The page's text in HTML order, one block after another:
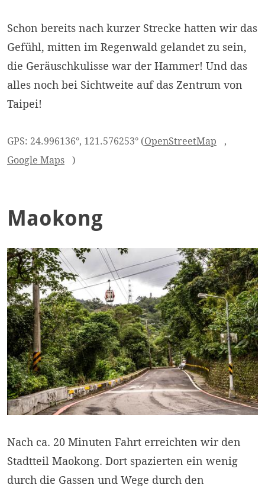
Schon bereits nach kurzer Strecke hatten wir das
Gefühl, mitten im Regenwald gelandet zu sein,
die Geräuschkulisse war der Hammer! Und das
alles noch bei Sichtweite auf das Zentrum von
Taipei!
GPS: 24.996136°, 121.576253° (OpenStreetMap
,
Google Maps
)
Maokong
Nach ca. 20 Minuten Fahrt erreichten wir den
Stadtteil Maokong. Dort spazierten ein wenig
durch die Gassen und Wege durch den